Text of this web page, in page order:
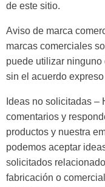
de este sitio.
Aviso de marca
marcas comerciales
puede utilizar
sin el acuerdo
Ideas no solicitadas –
comentarios y
productos y nuestra
podemos aceptar
solicitados
fabricación o